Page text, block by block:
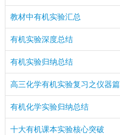
教材中有机实验汇总
有机实验深度总结
有机实验归纳总结
高三化学有机实验复习之仪器篇
有机化学实验归纳总结
十大有机课本实验核心突破